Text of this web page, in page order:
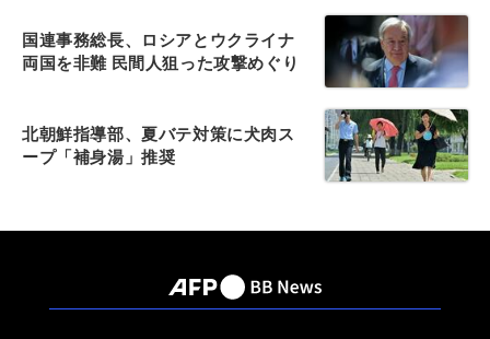
国連事務総長、ロシアとウクライナ
両国を非難 民間人狙った攻撃めぐり
北朝鮮指導部、夏バテ対策に犬肉ス
ープ「補身湯」推奨